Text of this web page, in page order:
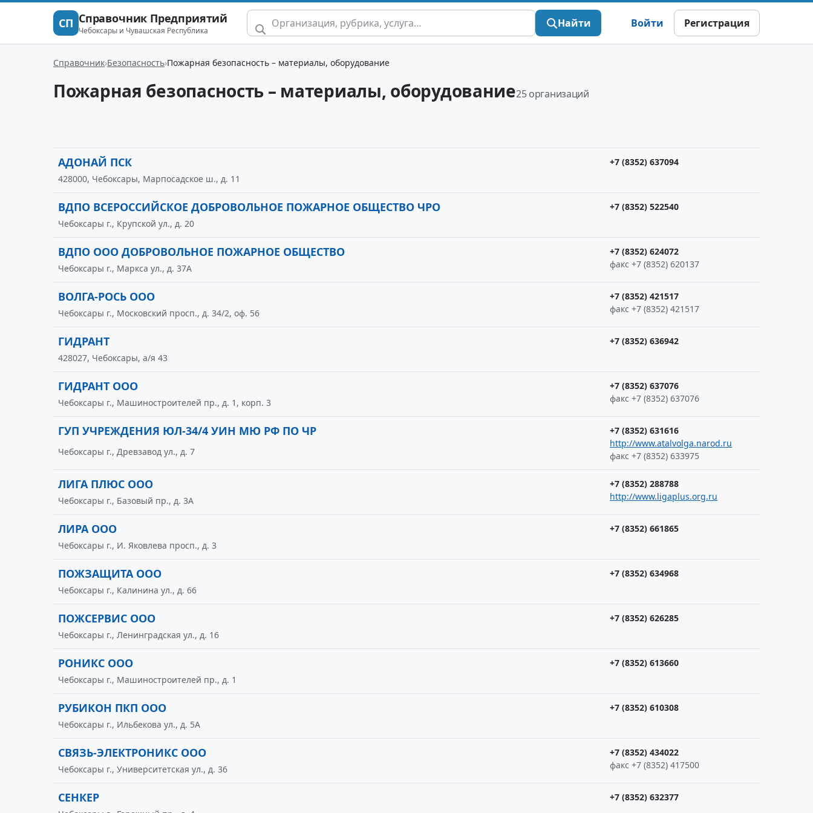
СП Справочник Предприятий
Чебоксары и Чувашская Республика
Найти Войти Регистрация
Справочник Безопасность Пожарная безопасность – материалы, оборудование
Пожарная безопасность – материалы, оборудование25 организаций
АДОНАЙ ПСК
+7 (8352) 637094
428000, Чебоксары, Марпосадское ш., д. 11
ВДПО ВСЕРОССИЙСКОЕ ДОБРОВОЛЬНОЕ ПОЖАРНОЕ ОБЩЕСТВО ЧРО
+7 (8352) 522540
Чебоксары г., Крупской ул., д. 20
ВДПО ООО ДОБРОВОЛЬНОЕ ПОЖАРНОЕ ОБЩЕСТВО
+7 (8352) 624072
факс +7 (8352) 620137
Чебоксары г., Маркса ул., д. 37А
ВОЛГА-РОСЬ ООО
+7 (8352) 421517
факс +7 (8352) 421517
Чебоксары г., Московский просп., д. 34/2, оф. 56
ГИДРАНТ
+7 (8352) 636942
428027, Чебоксары, а/я 43
ГИДРАНТ ООО
+7 (8352) 637076
факс +7 (8352) 637076
Чебоксары г., Машиностроителей пр., д. 1, корп. 3
ГУП УЧРЕЖДЕНИЯ ЮЛ-34/4 УИН МЮ РФ ПО ЧР
+7 (8352) 631616
http://www.atalvolga.narod.ru
факс +7 (8352) 633975
Чебоксары г., Древзавод ул., д. 7
ЛИГА ПЛЮС ООО
+7 (8352) 288788
http://www.ligaplus.org.ru
Чебоксары г., Базовый пр., д. 3А
ЛИРА ООО
+7 (8352) 661865
Чебоксары г., И. Яковлева просп., д. 3
ПОЖЗАЩИТА ООО
+7 (8352) 634968
Чебоксары г., Калинина ул., д. 66
ПОЖСЕРВИС ООО
+7 (8352) 626285
Чебоксары г., Ленинградская ул., д. 16
РОНИКС ООО
+7 (8352) 613660
Чебоксары г., Машиностроителей пр., д. 1
РУБИКОН ПКП ООО
+7 (8352) 610308
Чебоксары г., Ильбекова ул., д. 5А
СВЯЗЬ-ЭЛЕКТРОНИКС ООО
+7 (8352) 434022
факс +7 (8352) 417500
Чебоксары г., Университетская ул., д. 36
СЕНКЕР
+7 (8352) 632377